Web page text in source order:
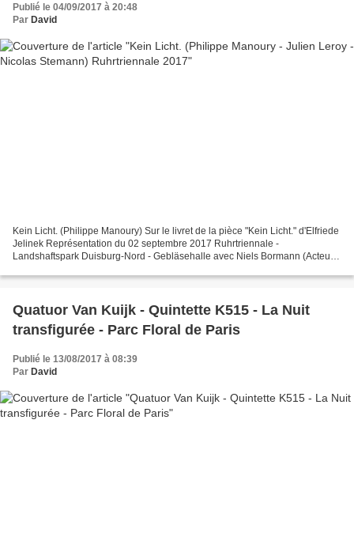
Publié le 04/09/2017 à 20:48
Par David
Kein Licht. (Philippe Manoury) Sur le livret de la pièce "Kein Licht." d'Elfriede
Jelinek Représentation du 02 septembre 2017 Ruhrtriennale -
Landshaftspark Duisburg-Nord - Gebläsehalle avec Niels Bormann (Acteur),
Quatuor Van Kuijk - Quintette K515 - La Nuit
transfigurée - Parc Floral de Paris
Publié le 13/08/2017 à 08:39
Par David